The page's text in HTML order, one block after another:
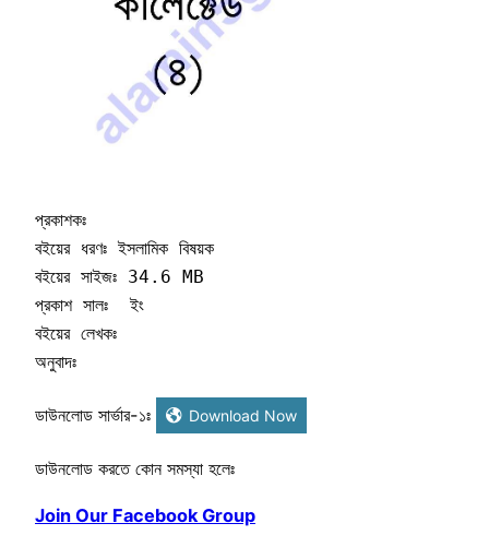
প্রকাশকঃ
বইয়ের ধরণঃ ইসলামিক বিষয়ক
বইয়ের সাইজঃ 34.6 MB
প্রকাশ সালঃ  ইং
বইয়ের লেখকঃ
অনুবাদঃ
ডাউনলোড সার্ভার-১ঃ Download Now
ডাউনলোড করতে কোন সমস্যা হলেঃ
Join Our Facebook Group